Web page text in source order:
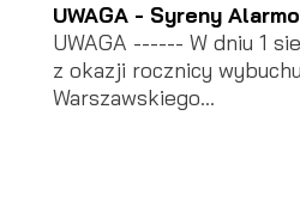
UWAGA - Syreny
UWAGA ------ W dniu 1
z okazji rocznicy
Warszawskiego...